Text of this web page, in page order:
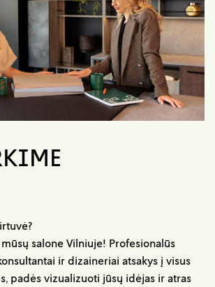
salone Vilniuje! Profesionalūs
ir dizaineriai atsakys į visus
padės vizualizuoti jūsų idėjas ir atras